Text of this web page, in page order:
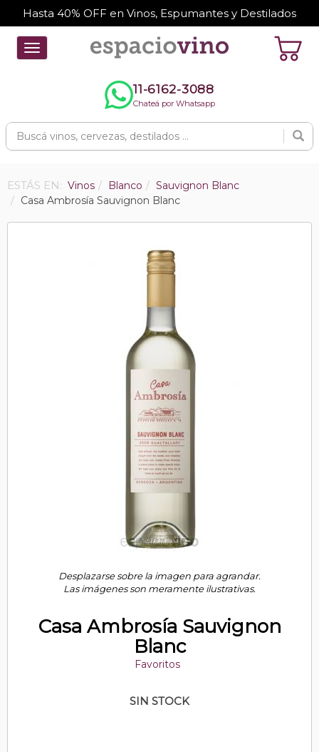
Hasta 40% OFF en Vinos, Espumantes y Destilados
Toggle
navigation
11-6162-3088
Chateá por Whatsapp
ESTÁS EN: Vinos Blanco
Sauvignon Blanc
Casa Ambrosía Sauvignon Blanc
Desplazarse sobre la imagen para agrandar.
Las imágenes son meramente ilustrativas.
Casa Ambrosía Sauvignon
Blanc
Favoritos
SIN STOCK